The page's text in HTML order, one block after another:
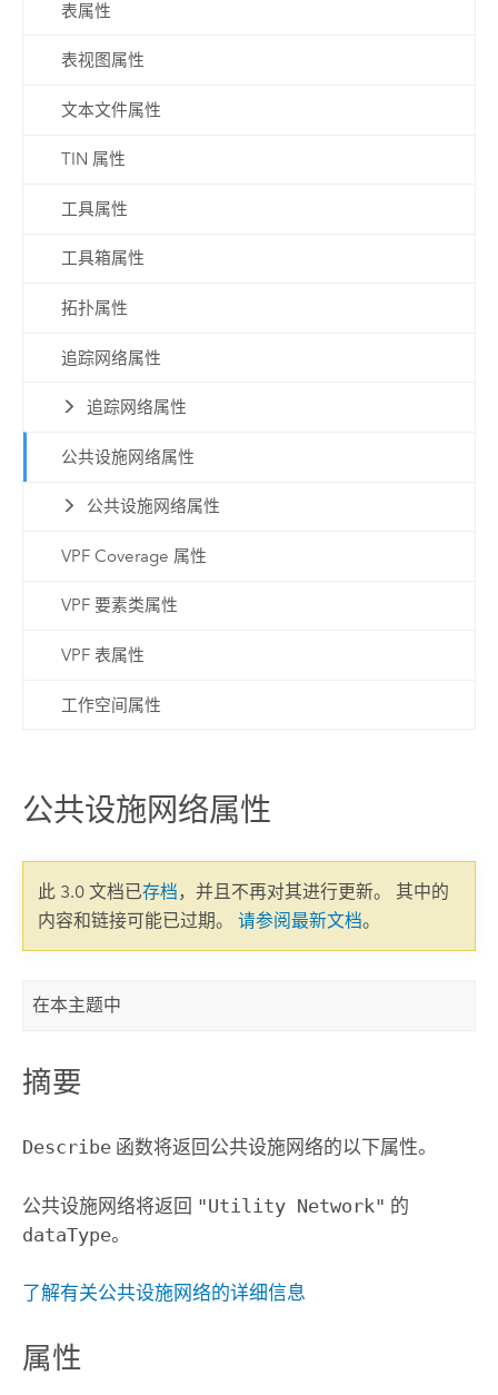
表属性
表视图属性
文本文件属性
TIN 属性
工具属性
工具箱属性
拓扑属性
追踪网络属性
追踪网络属性
公共设施网络属性
公共设施网络属性
VPF Coverage 属性
VPF 要素类属性
VPF 表属性
工作空间属性
公共设施网络属性
此 3.0 文档已存档，并且不再对其进行更新。 其中的
内容和链接可能已过期。 请参阅最新文档。
在本主题中
摘要
Describe函数将返回公共设施网络的以下属性。
公共设施网络将返回 "Utility Network" 的
dataType。
了解有关公共设施网络的详细信息
属性